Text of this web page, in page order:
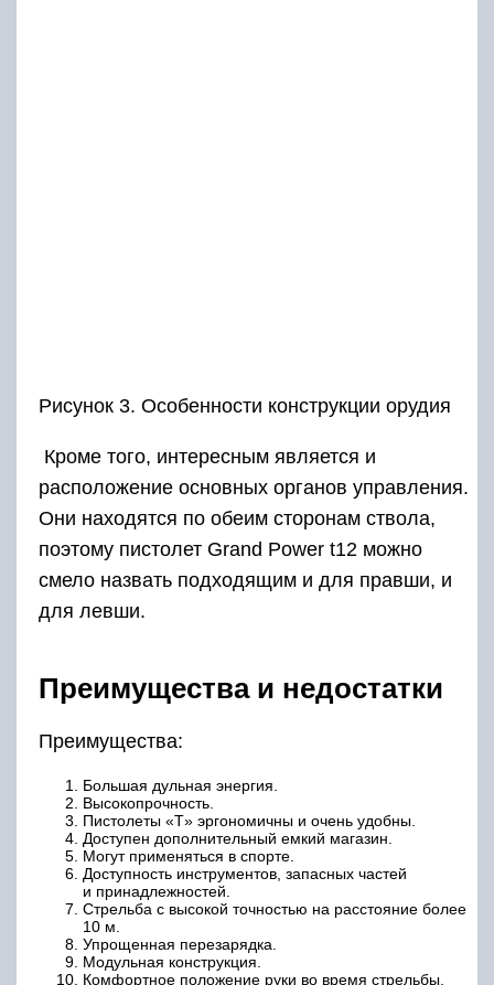
Рисунок 3. Особенности конструкции орудия
Кроме того, интересным является и
расположение основных органов управления.
Они находятся по обеим сторонам ствола,
поэтому пистолет Grand Power t12 можно
смело назвать подходящим и для правши, и
для левши.
Преимущества и недостатки
Преимущества:
Большая дульная энергия.
Высокопрочность.
Пистолеты «T» эргономичны и очень удобны.
Доступен дополнительный емкий магазин.
Могут применяться в спорте.
Доступность инструментов, запасных частей
и принадлежностей.
Стрельба с высокой точностью на расстояние более
10 м.
Упрощенная перезарядка.
Модульная конструкция.
Комфортное положение руки во время стрельбы.